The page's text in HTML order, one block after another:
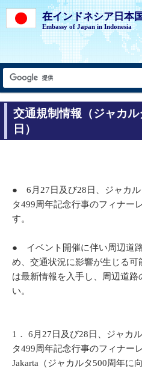
在インドネシア日本
Embassy of Japan in Indonesia
交通規制情報（ジャカ
日）
● 6月27日及び28日、ジャカ
タ499周年記念行事のフィナー
す。
● イベント開催に伴い周辺道
め、交通状況に影響が生じる
は最新情報を入手し、周辺道路
い。
1．
6月27日及び28日、ジャカ
タ499周年記念行事のフィナー
Jakarta（ジャカルタ500周年に